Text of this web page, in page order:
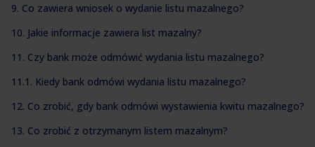
9. Co zawiera wniosek o wydanie listu mazalnego?
10. Jakie informacje zawiera list mazalny?
11. Czy bank może odmówić wydania listu mazalnego?
11.1. Kiedy bank odmówi wydania listu mazalnego?
12. Co zrobić, gdy bank odmówi wystawienia kwitu mazalnego?
13. Co zrobić z otrzymanym listem mazalnym?